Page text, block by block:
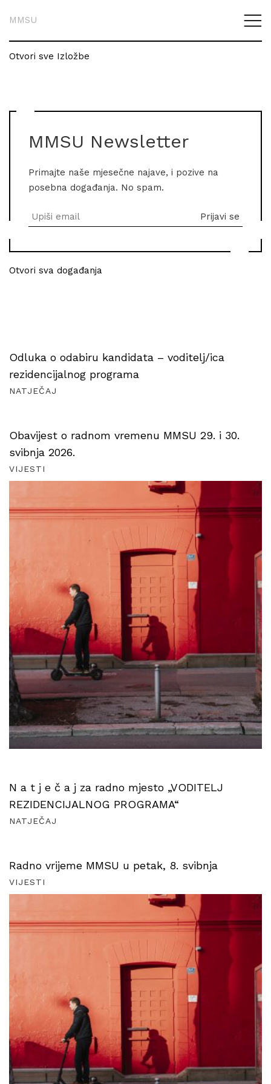
MMSU
Otvori sve Izložbe
MMSU Newsletter
Primajte naše mjesečne najave, i pozive na
posebna događanja. No spam.
Otvori sva događanja
Odluka o odabiru kandidata – voditelj/ica
rezidencijalnog programa
NATJEČAJ
Obavijest o radnom vremenu MMSU 29. i 30.
svibnja 2026.
VIJESTI
N a t j e č a j za radno mjesto „VODITELJ
REZIDENCIJALNOG PROGRAMA“
NATJEČAJ
Radno vrijeme MMSU u petak, 8. svibnja
VIJESTI